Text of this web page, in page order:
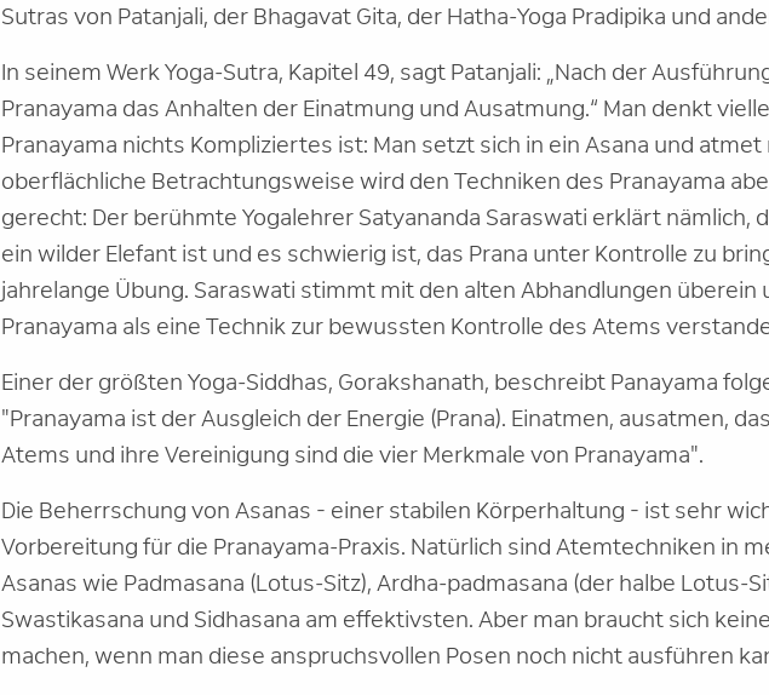
Sutras von Patanjali, der Bhagavat Gita, der Hatha-Yoga Pradipika und
In seinem Werk Yoga-Sutra, Kapitel 49, sagt Patanjali: „Nach der
Pranayama das Anhalten der Einatmung und Ausatmung.“ Man denkt
Pranayama nichts Kompliziertes ist: Man setzt sich in ein Asana und atmet
oberflächliche Betrachtungsweise wird den Techniken des Pranayama
gerecht: Der berühmte Yogalehrer Satyananda Saraswati erklärt nämlich,
ein wilder Elefant ist und es schwierig ist, das Prana unter Kontrolle zu
jahrelange Übung. Saraswati stimmt mit den alten Abhandlungen überein
Pranayama als eine Technik zur bewussten Kontrolle des Atems
Einer der größten Yoga-Siddhas, Gorakshanath, beschreibt Panayama
"Pranayama ist der Ausgleich der Energie (Prana). Einatmen, ausatmen,
Atems und ihre Vereinigung sind die vier Merkmale von Pranayama".
Die Beherrschung von Asanas - einer stabilen Körperhaltung - ist sehr
Vorbereitung für die Pranayama-Praxis. Natürlich sind Atemtechniken in
Asanas wie Padmasana (Lotus-Sitz), Ardha-padmasana (der halbe Lotus-
Swastikasana und Sidhasana am effektivsten. Aber man braucht sich
machen, wenn man diese anspruchsvollen Posen noch nicht ausführen